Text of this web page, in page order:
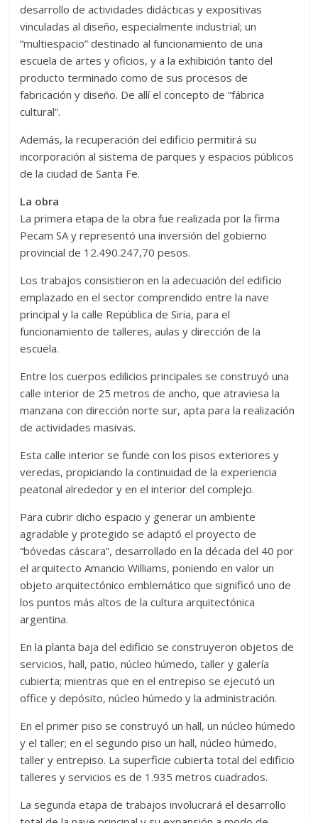
desarrollo de actividades didácticas y expositivas
vinculadas al diseño, especialmente industrial; un
“multiespacio” destinado al funcionamiento de una
escuela de artes y oficios, y a la exhibición tanto del
producto terminado como de sus procesos de
fabricación y diseño. De allí el concepto de “fábrica
cultural”.
Además, la recuperación del edificio permitirá su
incorporación al sistema de parques y espacios públicos
de la ciudad de Santa Fe.
La obra
La primera etapa de la obra fue realizada por la firma
Pecam SA y representó una inversión del gobierno
provincial de 12.490.247,70 pesos.
Los trabajos consistieron en la adecuación del edificio
emplazado en el sector comprendido entre la nave
principal y la calle República de Siria, para el
funcionamiento de talleres, aulas y dirección de la
escuela.
Entre los cuerpos edilicios principales se construyó una
calle interior de 25 metros de ancho, que atraviesa la
manzana con dirección norte sur, apta para la realización
de actividades masivas.
Esta calle interior se funde con los pisos exteriores y
veredas, propiciando la continuidad de la experiencia
peatonal alrededor y en el interior del complejo.
Para cubrir dicho espacio y generar un ambiente
agradable y protegido se adaptó el proyecto de
“bóvedas cáscara”, desarrollado en la década del 40 por
el arquitecto Amancio Williams, poniendo en valor un
objeto arquitectónico emblemático que significó uno de
los puntos más altos de la cultura arquitectónica
argentina.
En la planta baja del edificio se construyeron objetos de
servicios, hall, patio, núcleo húmedo, taller y galería
cubierta; mientras que en el entrepiso se ejecutó un
office y depósito, núcleo húmedo y la administración.
En el primer piso se construyó un hall, un núcleo húmedo
y el taller; en el segundo piso un hall, núcleo húmedo,
taller y entrepiso. La superficie cubierta total del edificio
talleres y servicios es de 1.935 metros cuadrados.
La segunda etapa de trabajos involucrará el desarrollo